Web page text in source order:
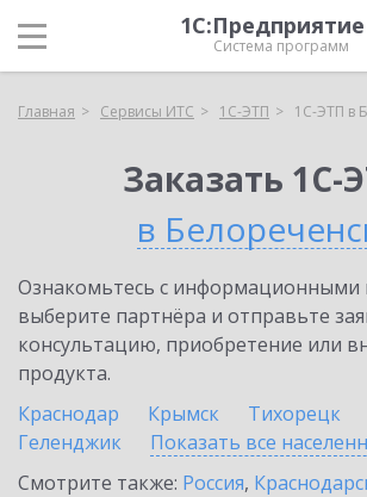
Система программ
Главная Сервисы ИТС 1С-ЭТП 1С-ЭТП в
Заказать 1С-
в
Ознакомьтесь с информационными
выберите партнёра и отправьте
консультацию, приобретение или
продукта.
Краснодар
Крымск Тихорецк
Геленджик
Показать все
Смотрите также: Россия,